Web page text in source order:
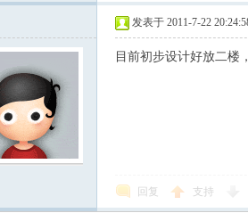
发表于 2011-7-22
目前初步设计好放二楼
回复 支持